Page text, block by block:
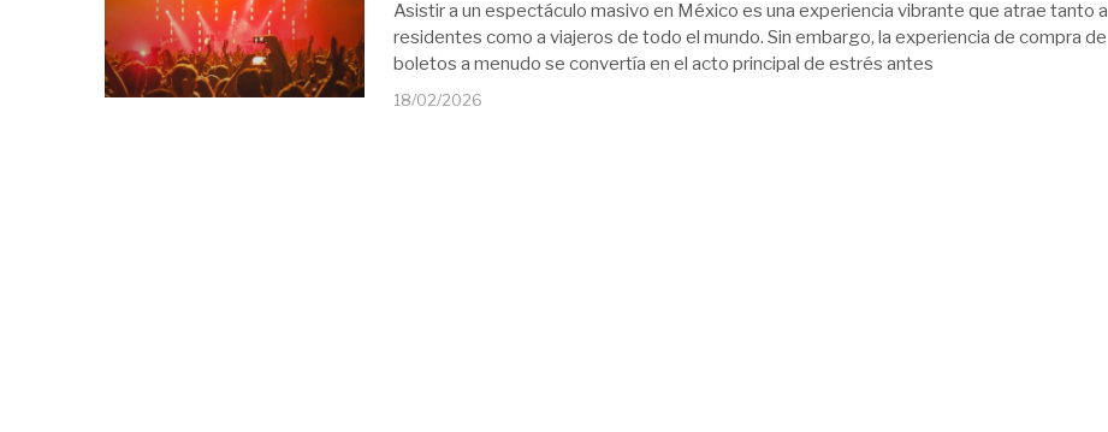
Asistir a un espectáculo masivo en México es una experiencia vibrante que atrae tanto a
residentes como a viajeros de todo el mundo. Sin embargo, la experiencia de compra de
boletos a menudo se convertía en el acto principal de estrés antes
18/02/2026